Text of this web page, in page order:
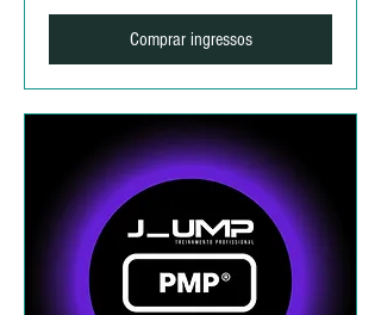
Comprar ingressos